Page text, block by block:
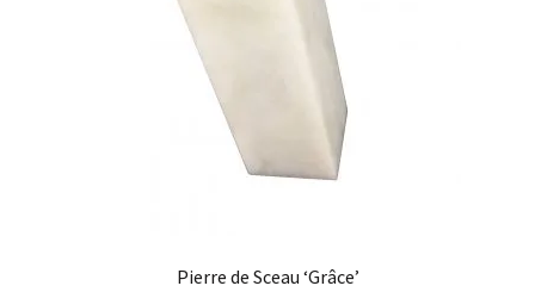
Pierre de Sceau ‘Grâce’